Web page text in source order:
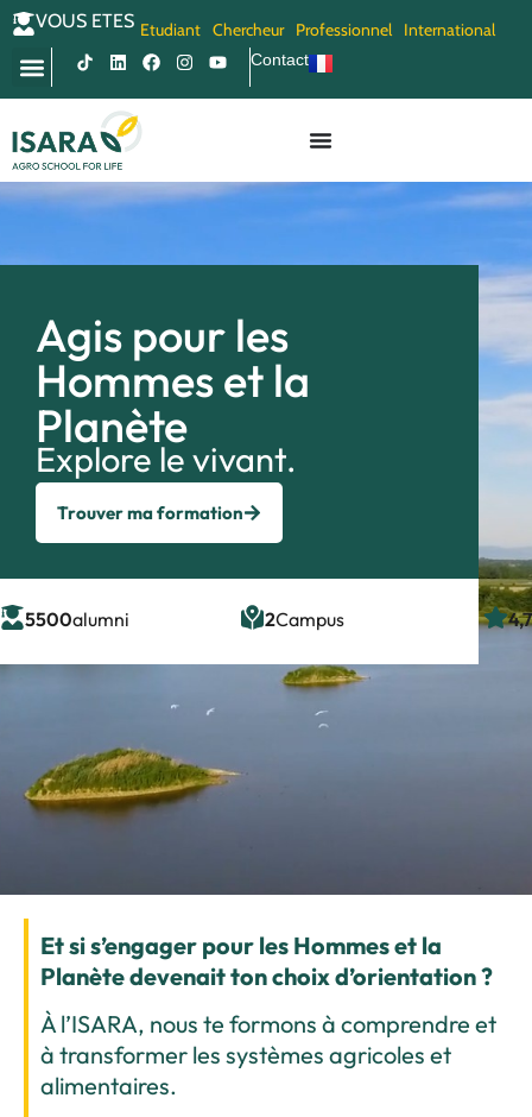
VOUS ETES Etudiant Chercheur Professionnel International
Contact
Agis pour les
Hommes et la
Planète
Explore le vivant.
Trouver ma formation
5500alumni 2Campus
Et si s’engager pour les Hommes et la
Planète devenait ton choix d’orientation ?
À l’ISARA, nous te formons à comprendre et
à transformer les systèmes agricoles et
alimentaires.